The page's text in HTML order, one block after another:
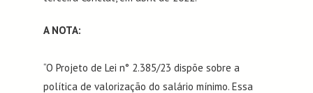
A NOTA:
“O Projeto de Lei n° 2.385/23 dispõe sobre a
política de valorização do salário mínimo. Essa